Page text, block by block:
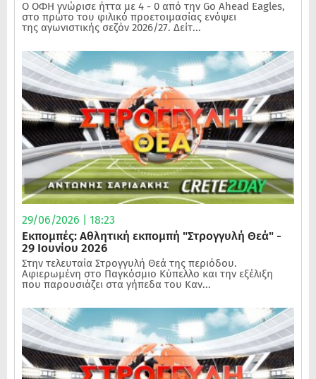
Ο ΟΦΗ γνώρισε ήττα με 4 - 0 από την Go Ahead Eagles,
στο πρώτο του φιλικό προετοιμασίας ενόψει
της αγωνιστικής σεζόν 2026/27. Δείτ...
29/06/2026 | 18:23
Εκπομπές: Αθλητική εκπομπή "Στρογγυλή Θεά" -
29 Ιουνίου 2026
Στην τελευταία Στρογγυλή Θεά της περιόδου.
Αφιερωμένη στο Παγκόσμιο Κύπελλο και την εξέλιξη
που παρουσιάζει στα γήπεδα του Καν...